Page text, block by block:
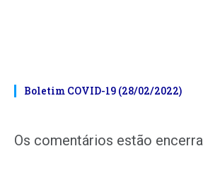
Boletim COVID-19 (28/02/2022)
Os comentários estão